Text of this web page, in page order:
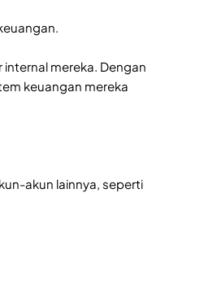
mereka. Dengan
keuangan mereka
akun lainnya, seperti